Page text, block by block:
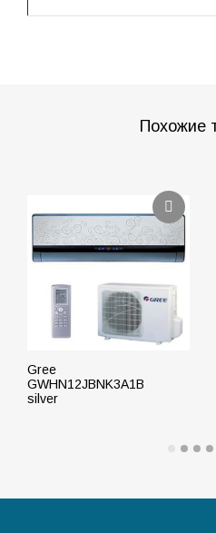
Похожие
Gree
GWHN12JBNK3A1B
silver